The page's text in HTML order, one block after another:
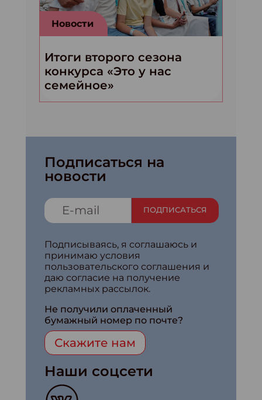
Новости
Итоги второго сезона
конкурса «Это у нас
семейное»
Подписаться на
новости
ПОДПИСАТЬСЯ
Подписываясь, я соглашаюсь и
принимаю условия
пользовательского соглашения и
даю согласие на получение
рекламных рассылок.
Не получили оплаченный
бумажный номер по почте?
Скажите нам
Наши соцсети